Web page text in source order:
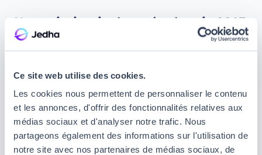
Ce site web utilise des cookies.
Les cookies nous permettent de personnaliser le contenu
et les annonces, d'offrir des fonctionnalités relatives aux
médias sociaux et d'analyser notre trafic. Nous
partageons également des informations sur l'utilisation de
notre site avec nos partenaires de médias sociaux, de
Une mission inchangée depuis 2017
Depuis le premier jour, notre mission reste la même :
chacun, jeunes bacheliers comme professionnels en
reconversion, d’en faire son métier.
Avec le lancement de la Jedha AI School, nous
ouvrons un nouveau chapitre sans tourner la page
de la formation professionnelle pour autant. Nos